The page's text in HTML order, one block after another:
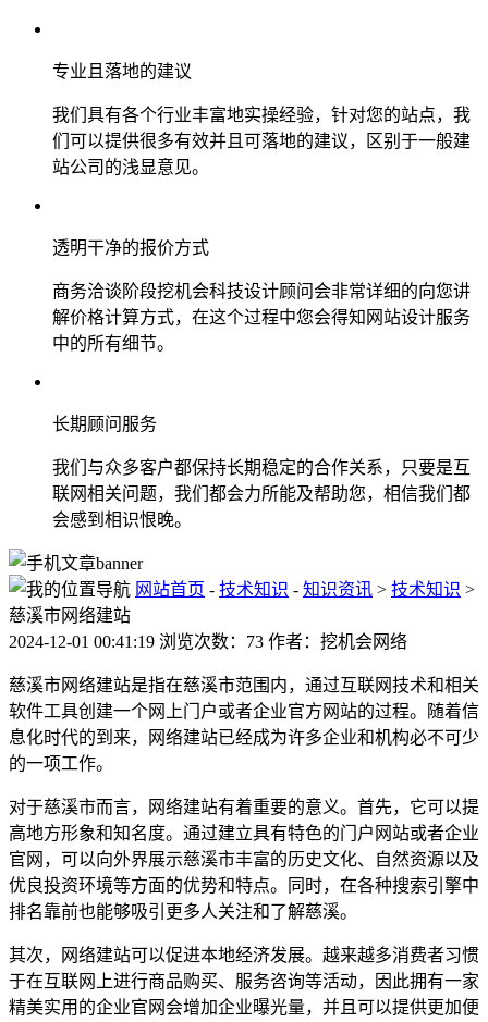
专业且落地的建议
我们具有各个行业丰富地实操经验，针对您的站点，我
们可以提供很多有效并且可落地的建议，区别于一般建
站公司的浅显意见。
透明干净的报价方式
商务洽谈阶段挖机会科技设计顾问会非常详细的向您讲
解价格计算方式，在这个过程中您会得知网站设计服务
中的所有细节。
长期顾问服务
我们与众多客户都保持长期稳定的合作关系，只要是互
联网相关问题，我们都会力所能及帮助您，相信我们都
会感到相识恨晚。
网站首页 - 技术知识 - 知识资讯 > 技术知识 >
慈溪市网络建站
2024-12-01 00:41:19 浏览次数：73 作者：挖机会网络
慈溪市网络建站是指在慈溪市范围内，通过互联网技术和相关
软件工具创建一个网上门户或者企业官方网站的过程。随着信
息化时代的到来，网络建站已经成为许多企业和机构必不可少
的一项工作。
对于慈溪市而言，网络建站有着重要的意义。首先，它可以提
高地方形象和知名度。通过建立具有特色的门户网站或者企业
官网，可以向外界展示慈溪市丰富的历史文化、自然资源以及
优良投资环境等方面的优势和特点。同时，在各种搜索引擎中
排名靠前也能够吸引更多人关注和了解慈溪。
其次，网络建站可以促进本地经济发展。越来越多消费者习惯
于在互联网上进行商品购买、服务咨询等活动，因此拥有一家
精美实用的企业官网会增加企业曝光量，并且可以提供更加便